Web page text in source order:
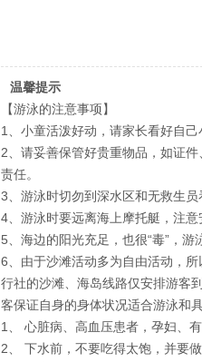
温馨提示
【游泳的注意事项】
1、小童活泼好动，请家长看好自
2、请妥善保管好贵重物品，如证
责任。
3、游泳时切勿到深水区和无救生
4、游泳时要远离海上摩托艇，注意
5、海边的阳光充足，也很“毒”，
6、由于沙滩活动多为自由活动，
行社的沙滩、海岛线路仅安排游客
客保证自身的身体状况适合游泳和
1、 心脏病、高血压患者，孕妇、
2、 下水前，不要吃得太饱，并要